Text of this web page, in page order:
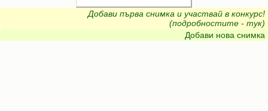
Добави първа снимка и участвай в конкурс!
(подробностите - тук)
Добави нова снимка